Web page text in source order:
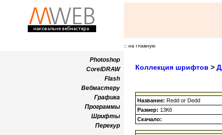
:: на главную
Photoshop
CorelDRAW
Flash
Вебмастеру
Графика
Программы
Шрифты
Перекур
Коллекция шрифтов >
Название: Redd or Dedd
Размер: 13Кб
Скачало: